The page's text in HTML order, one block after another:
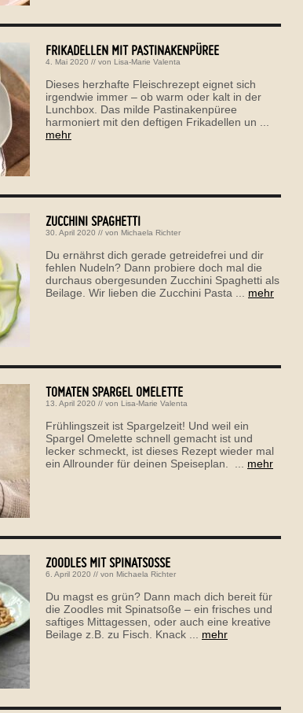
FRIKADELLEN MIT PASTINAKENPÜREE
4. Mai 2020 // von Lisa-Marie Valenta
Dieses herzhafte Fleischrezept eignet sich
irgendwie immer – ob warm oder kalt in der
Lunchbox. Das milde Pastinakenpüree
harmoniert mit den deftigen Frikadellen un ...
mehr
ZUCCHINI SPAGHETTI
30. April 2020 // von Michaela Richter
Du ernährst dich gerade getreidefrei und dir
fehlen Nudeln? Dann probiere doch mal die
durchaus obergesunden Zucchini Spaghetti als
Beilage. Wir lieben die Zucchini Pasta ... mehr
TOMATEN SPARGEL OMELETTE
13. April 2020 // von Lisa-Marie Valenta
Frühlingszeit ist Spargelzeit! Und weil ein
Spargel Omelette schnell gemacht ist und
lecker schmeckt, ist dieses Rezept wieder mal
ein Allrounder für deinen Speiseplan. ... mehr
ZOODLES MIT SPINATSOSSE
6. April 2020 // von Michaela Richter
Du magst es grün? Dann mach dich bereit für
die Zoodles mit Spinatsoße – ein frisches und
saftiges Mittagessen, oder auch eine kreative
Beilage z.B. zu Fisch. Knack ... mehr